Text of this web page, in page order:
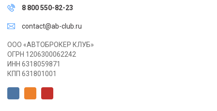
8 800 550-82-23
contact@ab-club.ru
ООО «АВТОБРОКЕР КЛУБ»
ОГРН 1206300062242
ИНН 6318059871
КПП 631801001